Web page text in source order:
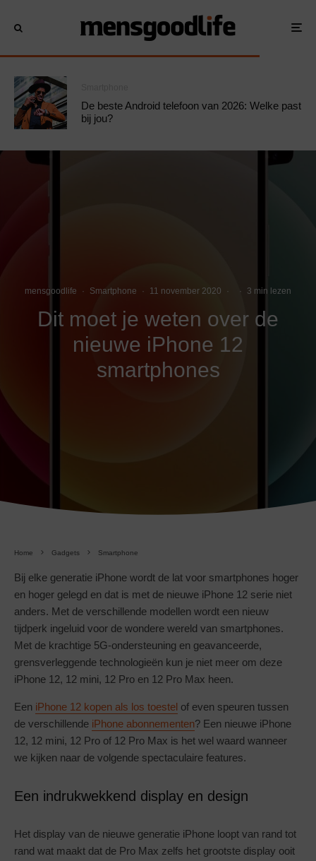
De beste Android telefoon van 2026: Welke past
bij jou?
mensgoodlife · Smartphone · 11 november 2020 · · 3 min lezen
Dit moet je weten over de
nieuwe iPhone 12
smartphones
Home Gadgets Smartphone
Bij elke generatie iPhone wordt de lat voor smartphones hoger
en hoger gelegd en dat is met de nieuwe iPhone 12 serie niet
anders. Met de verschillende modellen wordt een nieuw
tijdperk ingeluid voor de wondere wereld van smartphones.
Met de krachtige 5G-ondersteuning en geavanceerde,
grensverleggende technologieën kun je niet meer om deze
iPhone 12, 12 mini, 12 Pro en 12 Pro Max heen.
Een iPhone 12 kopen als los toestel of even speuren tussen
de verschillende iPhone abonnementen? Een nieuwe iPhone
12, 12 mini, 12 Pro of 12 Pro Max is het wel waard wanneer
we kijken naar de volgende spectaculaire features.
Een indrukwekkend display en design
Het display van de nieuwe generatie iPhone loopt van rand tot
rand wat maakt dat de Pro Max zelfs het grootste display ooit